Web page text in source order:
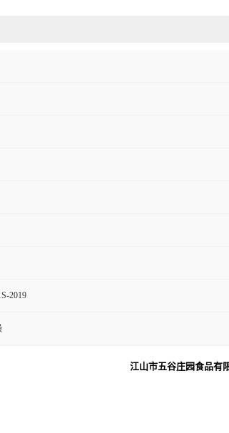
2019
江山市五谷庄园食品有